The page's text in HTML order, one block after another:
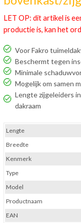
LET OP: dit artikel is
productie is, kan het
Voor Fakro
Beschermt tegen
Minimale
Mogelijk om samen
Lengte zijgeleiders
dakraam
Lengte
Breedte
Kenmerk
Type
Model
Productnaam
EAN